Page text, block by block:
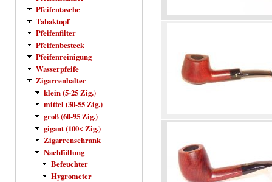
Pfeifentasche
Tabaktopf
Pfeifenfilter
Pfeifenbesteck
Pfeifenreinigung
Wasserpfeife
Zigarrenhalter
klein (5-25 Zig.)
mittel (30-55 Zig.)
groß (60-95 Zig.)
gigant (100< Zig.)
Zigarrenschrank
Nachfüllung
Befeuchter
Hygrometer